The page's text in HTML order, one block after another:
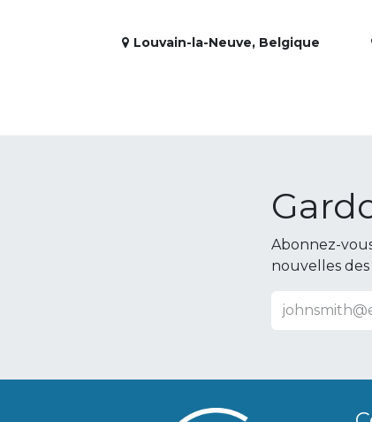
Louvain-la-Neuve, Belgique
Abonnez-
nouvelles